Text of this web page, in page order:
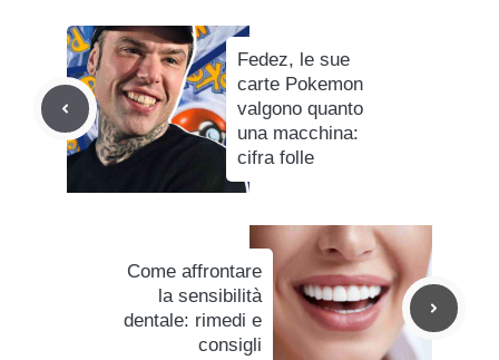
Fedez, le sue
carte Pokemon
valgono quanto
una macchina:
cifra folle
Come affrontare
la sensibilità
dentale: rimedi e
consigli